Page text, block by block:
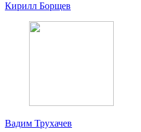
Кирилл Борщев
Вадим Трухачев